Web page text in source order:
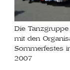
Die
mit den
Sommerfestes
2007